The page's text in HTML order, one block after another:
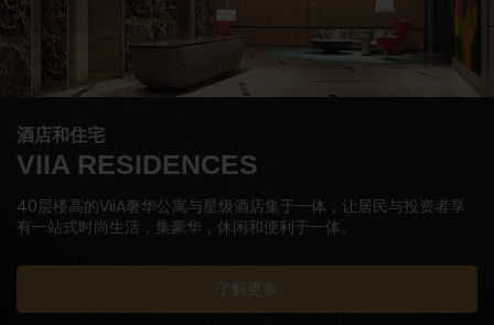
酒店和住宅
VIIA RESIDENCES
40层楼高的ViiA奢华公寓与星级酒店集于一体，让居民与投资者享
有一站式时尚生活，集豪华，休闲和便利于一体。
了解更多